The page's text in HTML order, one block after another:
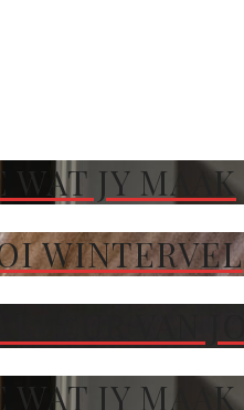
WAT JY MAAK
WINTERVEL
WAT JY MAAK